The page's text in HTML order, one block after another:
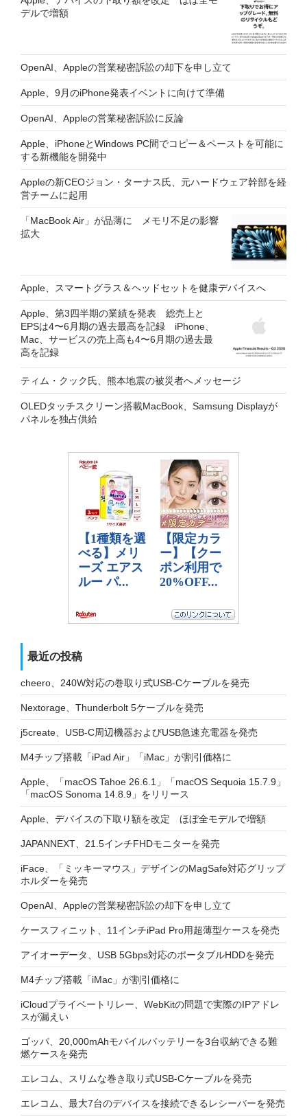
デルで増額
OpenAI、Appleの営業秘密訴訟の却下を申し立て
Apple、9月のiPhone発表イベントに向けて準備
OpenAI、Appleの営業秘密訴訟に反論
Apple、iPhoneとWindows PC間でコピー＆ペーストを可能に
する新機能を開発中
Appleの新CEOジョン・ターナス氏、元ハードウェア幹部を経
営チームに起用
「MacBook Air」が品薄に メモリ不足の影響
拡大
Apple、スマートグラス＆ヘッドセットを健康デバイスへ
Apple、第3四半期の業績を発表 総売上と
EPSは4〜6月期の過去最高を記録 iPhone、
Mac、サービスの売上高も4〜6月期の過去最
高を記録
ティム・クック氏、熊本地震の被災者へメッセージ
OLEDタッチスクリーン搭載MacBook、Samsung Displayが
パネルを独占供給
最近の投稿
cheero、240W対応の巻取り式USB-Cケーブルを発売
Nextorage、Thunderbolt 5ケーブルを発売
j5create、USB-C周辺機器およびUSB急速充電器を発売
M4チップ搭載「iPad Air」「iMac」が割引価格に
Apple、「macOS Tahoe 26.6.1」「macOS Sequoia 15.7.9」
「macOS Sonoma 14.8.9」をリリース
Apple、デバイスの下取り額を改定 ほぼ全モデルで増額
JAPANNEXT、21.5インチFHDモニターを発売
iFace、「ミッキーマウス」デザインのMagSafe対応グリップ
ホルダーを発売
OpenAI、Appleの営業秘密訴訟の却下を申し立て
ケースフィニット、11インチiPad Pro用超薄型ケースを発売
アイオーデータ、USB 5Gbps対応のポータブルHDDを発売
M4チップ搭載「iMac」が割引価格に
iCloudプライベートリレー、WebKitの問題で実際のIPアドレ
スが漏えい
ゴッパ、20,000mAhモバイルバッテリーを3台収納できる難
燃ケースを発売
エレコム、スリムな巻き取り式USB-Cケーブルを発売
エレコム、最大7台のデバイスを接続できるレシーバーを発売